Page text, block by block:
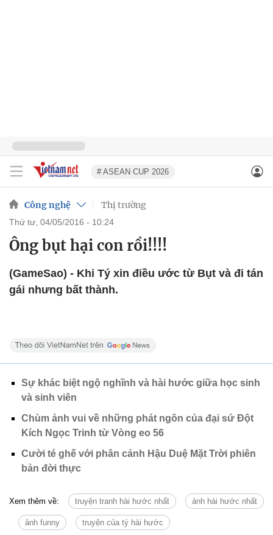
# ASEAN CUP 2026
Công nghệ Thị trường
thứ tư, 04/05/2016 - 10:24
Ông bụt hại con rồi!!!!
(GameSao) - Khi Tý xin điều ước từ Bụt và đi tán
gái nhưng bất thành.
Sự khác biệt ngộ nghĩnh và hài hước giữa học sinh
và sinh viên
Chùm ảnh vui về những phát ngôn của đại sứ Đột
Kích Ngọc Trinh từ Vòng eo 56
Cười té ghế với phân cảnh Hậu Duệ Mặt Trời phiên
bản đời thực
Xem thêm về: truyện tranh hài hước nhất ảnh hài hước nhất
ảnh funny truyện của tý hài hước